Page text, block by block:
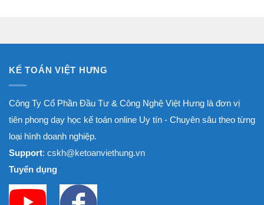
KẾ TOÁN VIỆT HƯNG
Công Ty Cổ Phần Đầu Tư & Công Nghệ Việt Hưng là đơn vị
tiên phong dạy học kế toán online Uy tín - Chuyên sâu theo từng
loại hình doanh nghiệp.
Support: cskh@ketoanviethung.vn
Tuyển dụng